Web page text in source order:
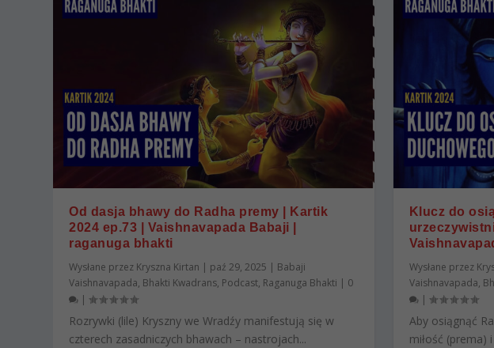
Od dasja bhawy do Radha premy | Kartik
2024 ep.73 | Vaishnavapada Babaji |
raganuga bhakti
Wysłane przez Kryszna Kirtan | paź 29, 2025 | Babaji
Vaishnavapada, Bhakti Kwadrans, Podcast, Raganuga Bhakti | 0
|
Rozrywki (lile) Kryszny we Wradźy manifestują się w
czterech zasadniczych bhawach – nastrojach...
Klucz do
Wysłane przez
Vaishnavapada,
|
Aby osiągnąć
miłość (prema)